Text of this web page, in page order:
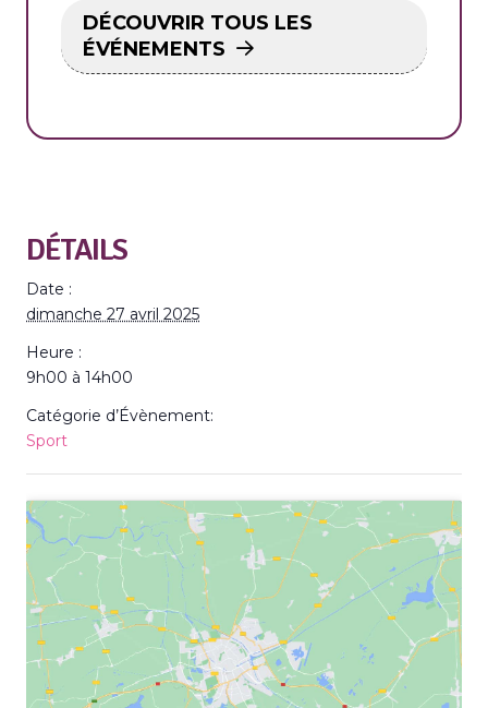
DÉCOUVRIR TOUS LES
ÉVÉNEMENTS
DÉTAILS
Date :
dimanche 27 avril 2025
Heure :
9h00 à 14h00
Catégorie d’Évènement:
Sport